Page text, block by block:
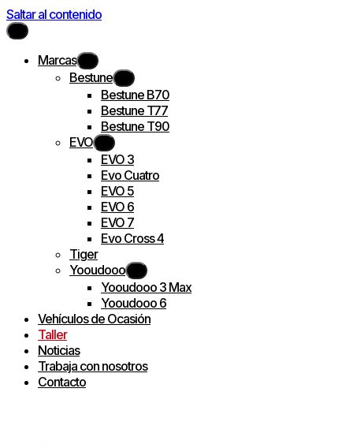
Saltar al contenido
Marcas
Bestune
Bestune B70
Bestune T77
Bestune T90
EVO
EVO 3
Evo Cuatro
EVO 5
EVO 6
EVO 7
Evo Cross 4
Tiger
Yooudooo
Yooudooo 3 Max
Yooudooo 6
Vehículos de Ocasión
Taller
Noticias
Trabaja con nosotros
Contacto